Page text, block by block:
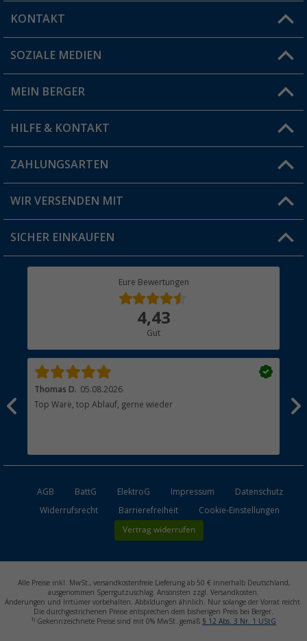
KONTAKT
Du hast eine Frage?
Filiale finden
SOZIALE MEDIEN
MEIN BERGER
Vorteilskarte
Blog
Jobs & Karriere
HILFE & KONTAKT
FAQ & Kontakt
Versandinformationen
Rücksendung
ZAHLUNGSARTEN
WIR VERSENDEN MIT
SICHER EINKAUFEN
Eure Bewertungen
4,43
Gut
Thomas D. 05.08.2026
Top Ware, top Ablauf, gerne wieder
AGB BattG ElektroG Impressum
Datenschutz
Widerrufsrecht
Barrierefreiheit Cookie-Einstellungen
Vertrag widerrufen
Alle Preise inkl. MwSt., versandkostenfreie Lieferung ab 50 € innerhalb Deutschland,
ausgenommen Sperrgutzuschlag. Ansonsten zzgl. Versandkosten.
Änderungen und Irrtümer vorbehalten. Abbildungen ähnlich. Nur solange der Vorrat reicht.
Die durchgestrichenen Preise entsprechen dem bisherigen Preis bei Berger.
1) Gekennzeichnete Preise sind mit 0% MwSt. gemäß § 12 Abs. 3 Nr. 1 UStG